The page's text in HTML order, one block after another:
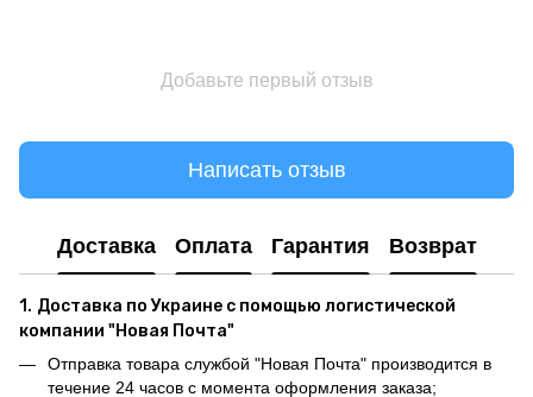
Добавьте первый отзыв
Написать отзыв
Доставка Оплата Гарантия Возврат
1. Доставка по Украине с помощью логистической
компании "Новая Почта"
Отправка товара службой "Новая Почта" производится в
течение 24 часов с момента оформления заказа;